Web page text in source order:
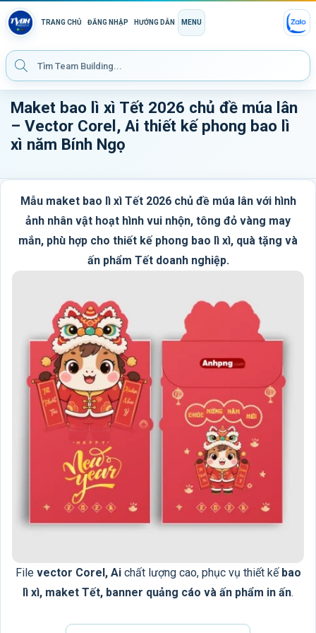
TRANG CHỦ ĐĂNG NHẬP HƯỚNG DẪN MENU
Maket bao lì xì Tết 2026 chủ đề múa lân
– Vector Corel, Ai thiết kế phong bao lì
xì năm Bính Ngọ
Mẫu maket bao lì xì Tết 2026 chủ đề múa lân với hình
ảnh nhân vật hoạt hình vui nhộn, tông đỏ vàng may
mắn, phù hợp cho thiết kế phong bao lì xì, quà tặng và
ấn phẩm Tết doanh nghiệp.
File vector Corel, Aichất lượng cao, phục vụ thiết kế bao
lì xì, maket Tết, banner quảng cáo và ấn phẩm in ấn.